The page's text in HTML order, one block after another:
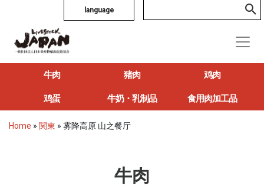
language
牛肉 猪肉 鸡肉
鸡蛋 牛奶・乳制品 食用肉加工品
Home » 関東 » 雾降高原 山之餐厅
牛肉